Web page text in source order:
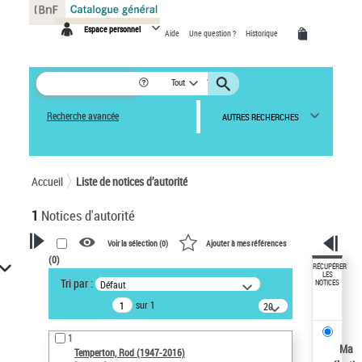
Espace personnel Aide Une question ? Historique
Tout
Recherche avancée AUTRES RECHERCHES
Accueil Liste de notices d’autorité
1 Notices d'autorité
VOTRE RECHERCHE
Recherche avancée dans les
notices d’autorité
Œuvres liées à l'auteur :
Temperton, Rod (1947-2016)
Voir la sélection (0) Ajouter à mes références
(0)
Tri par : Défaut
sur 1
20
résultats/page
1
Temperton, Rod (1947-2016)
RÉCUPÉRER
LES
NOTICES
Ma
Panneau de gestion des cookies